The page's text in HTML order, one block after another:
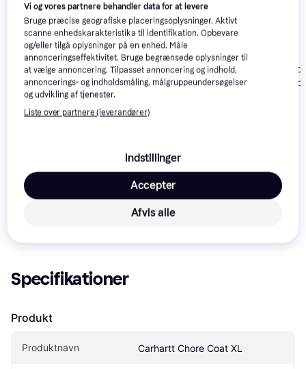
Horse Guard
HorseGuard
Lændedækken
Refleks - sort
299 kr.
Trixie Be Nordic
Husum Raincoat S
Trixie Be
Husum
Carhartt Chore Coat XL
er den bedste pris lige nu blandt
Sammenlign:
Specifikationer
Produkt
Produktnavn Carhartt Chore Coat XL
Vi og vores partnere behandler data for at levere
Bruge præcise geografiske placeringsoplysninger. Aktivt
scanne enhedskarakteristika til identifikation. Opbevare
og/eller tilgå oplysninger på en enhed. Måle
annonceringseffektivitet. Bruge begrænsede oplysninger til
at vælge annoncering. Tilpasset annoncering og indhold,
annoncerings- og indholdsmåling, målgruppeundersøgelser
og udvikling af tjenester.
Liste over partnere (leverandører)
Indstillinger
Afvis alle
Accepter